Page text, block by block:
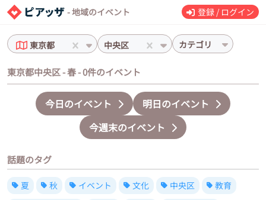
- 地域のイベント 登録 / ログイン
東京都 中央区 カテゴリ
東京都中央区 - 春 - 0件のイベント
今日のイベント
明日のイベント
今週末のイベント
話題のタグ
夏 秋 イベント 文化 中央区
教育